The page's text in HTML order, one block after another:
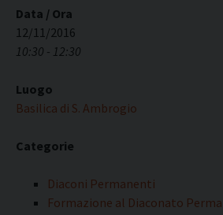
Data / Ora
12/11/2016
10:30 - 12:30
Luogo
Basilica di S. Ambrogio
Categorie
Diaconi Permanenti
Formazione al Diaconato